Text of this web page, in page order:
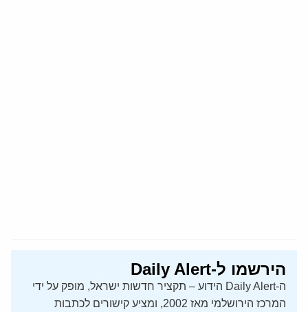
הירשמו ל-Daily Alert
ה-Daily Alert הידוע – תקציר חדשות ישראל, מופק על ידי
המרכז הירושלמי מאז 2002, ומציע קישורים לכתבות